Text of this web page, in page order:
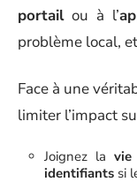
portailou à l’
problème local,
Face à une
limiter l’impact
Joignez la vie
identifiants si